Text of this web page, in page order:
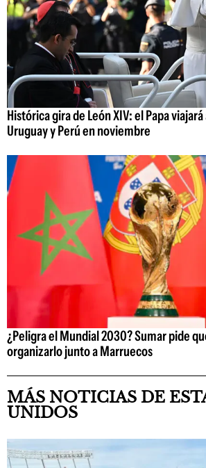
Histórica gira de León XIV: el Papa
Uruguay y Perú en noviembre
¿Peligra el Mundial 2030? Sumar pide
organizarlo junto a Marruecos
MÁS NOTICIAS DE
UNIDOS